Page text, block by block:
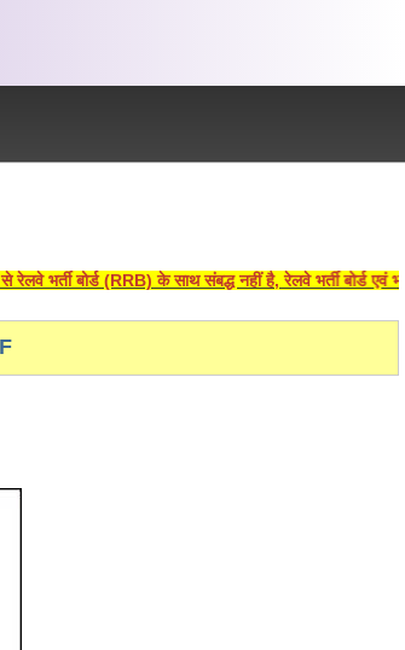
(RRB) के साथ संबद्ध नहीं है, रेलवे भर्ती बोर्ड एवं भारतीय